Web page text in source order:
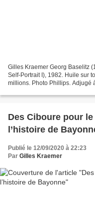
Gilles Kraemer Georg Baselitz
Self-Portrait I), 1982. Huile sur
millions. Photo Phillips. Adjugé
Des Ciboure pour
l’histoire de
Publié le 12/09/2020 à 22:23
Par Gilles Kraemer